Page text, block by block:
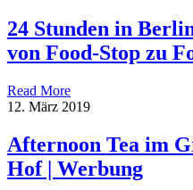
24 Stunden in
von Food-Stop zu
Read More
12. März 2019
Afternoon Tea im
Hof | Werbung